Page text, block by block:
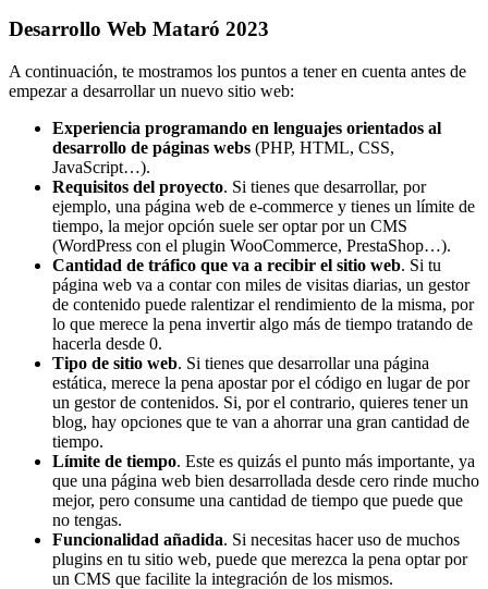
Desarrollo Web Mataró 2023
A continuación, te mostramos los puntos a tener en cuenta antes de
empezar a desarrollar un nuevo sitio web:
Experiencia programando en lenguajes orientados al
desarrollo de páginas webs (PHP, HTML, CSS,
JavaScript…).
Requisitos del proyecto. Si tienes que desarrollar, por
ejemplo, una página web de e-commerce y tienes un límite de
tiempo, la mejor opción suele ser optar por un CMS
(WordPress con el plugin WooCommerce, PrestaShop…).
Cantidad de tráfico que va a recibir el sitio web. Si tu
página web va a contar con miles de visitas diarias, un gestor
de contenido puede ralentizar el rendimiento de la misma, por
lo que merece la pena invertir algo más de tiempo tratando de
hacerla desde 0.
Tipo de sitio web. Si tienes que desarrollar una página
estática, merece la pena apostar por el código en lugar de por
un gestor de contenidos. Si, por el contrario, quieres tener un
blog, hay opciones que te van a ahorrar una gran cantidad de
tiempo.
Límite de tiempo. Este es quizás el punto más importante, ya
que una página web bien desarrollada desde cero rinde mucho
mejor, pero consume una cantidad de tiempo que puede que
no tengas.
Funcionalidad añadida. Si necesitas hacer uso de muchos
plugins en tu sitio web, puede que merezca la pena optar por
un CMS que facilite la integración de los mismos.